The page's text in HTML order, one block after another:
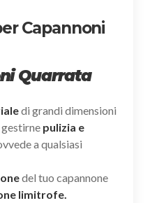
Capannoni
Quarrata
di grandi dimensioni
gestirne pulizia e
a qualsiasi
del tuo capannone
limitrofe.